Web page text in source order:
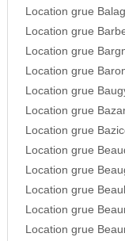
Location grue
Location grue
Location grue
Location grue
Location grue
Location grue
Location grue
Location grue
Location grue
Location grue
Location grue
Location grue